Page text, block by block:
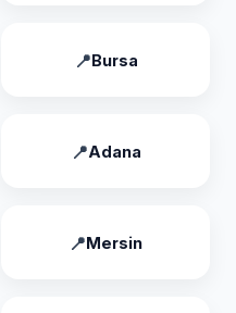
Bursa
Adana
Mersin